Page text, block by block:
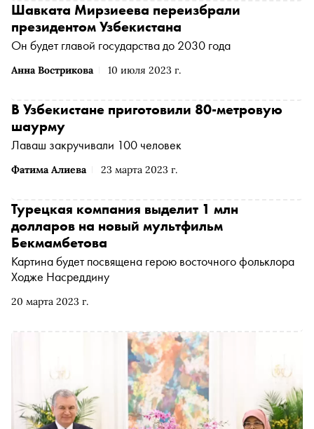
Анна Вострикова 10 июля 2023 г.
Шавката Мирзиеева переизбрали
президентом Узбекистана
Он будет главой государства до 2030 года
Фатима Алиева 23 марта 2023 г.
В Узбекистане приготовили 80-метровую
шаурму
Лаваш закручивали 100 человек
20 марта 2023 г.
Турецкая компания выделит 1 млн
долларов на новый мультфильм
Бекмамбетова
Картина будет посвящена герою восточного фольклора
Ходже Насреддину